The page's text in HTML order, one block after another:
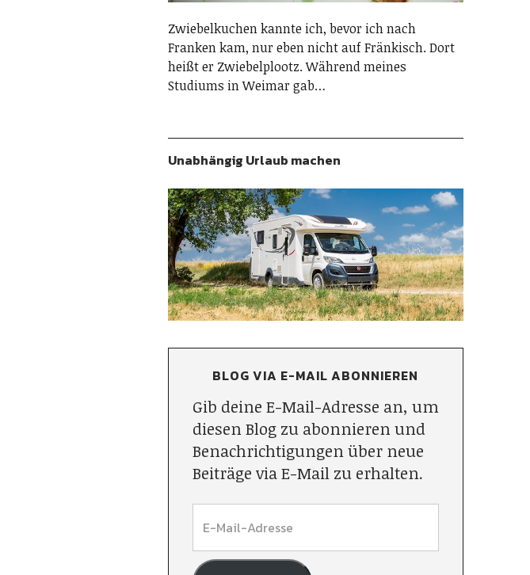
Zwiebelkuchen kannte ich, bevor ich nach
Franken kam, nur eben nicht auf Fränkisch. Dort
heißt er Zwiebelplootz. Während meines
Studiums in Weimar gab…
Unabhängig Urlaub machen
BLOG VIA E-MAIL ABONNIEREN
Gib deine E-Mail-Adresse an, um
diesen Blog zu abonnieren und
Benachrichtigungen über neue
Beiträge via E-Mail zu erhalten.